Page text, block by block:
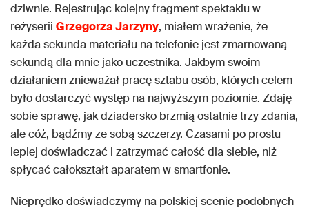
dziwnie. Rejestrując kolejny fragment spektaklu w
reżyserii Grzegorza Jarzyny, miałem wrażenie, że
każda sekunda materiału na telefonie jest zmarnowaną
sekundą dla mnie jako uczestnika. Jakbym swoim
działaniem znieważał pracę sztabu osób, których celem
było dostarczyć występ na najwyższym poziomie. Zdaję
sobie sprawę, jak dziadersko brzmią ostatnie trzy zdania,
ale cóż, bądźmy ze sobą szczerzy. Czasami po prostu
lepiej doświadczać i zatrzymać całość dla siebie, niż
spłycać całokształt aparatem w smartfonie.
Nieprędko doświadczymy na polskiej scenie podobnych